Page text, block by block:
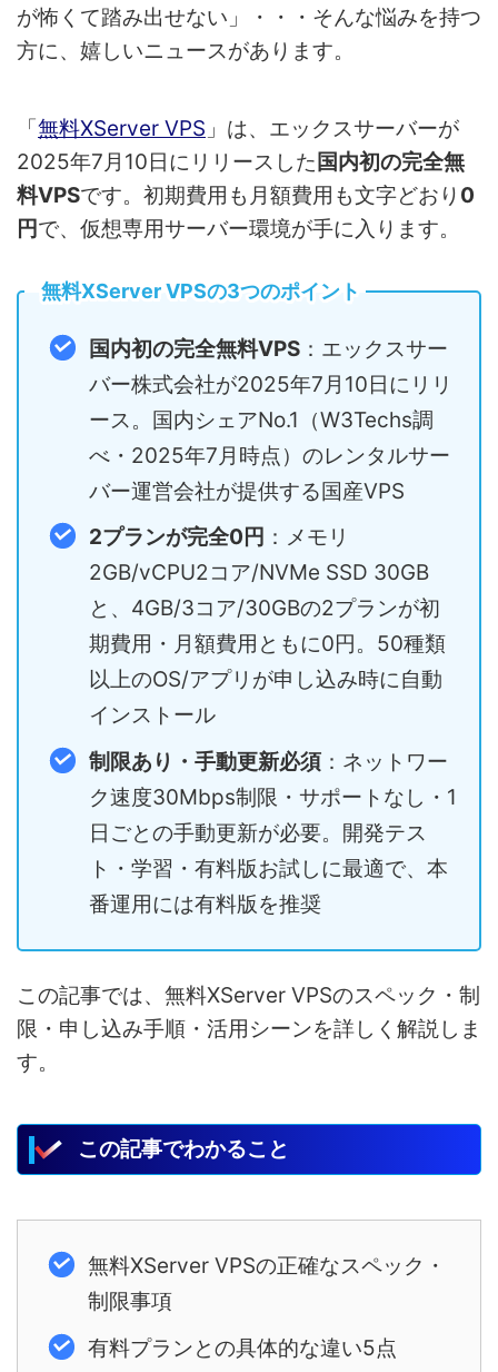
が怖くて踏み出せない」・・・そんな悩みを持つ
方に、嬉しいニュースがあります。
「無料XServer VPS 」は、エックスサーバーが
2025年7月10日にリリースした 国内初の完全無
料VPSです。初期費用も月額費用も文字どおり 0
円で、仮想専用サーバー環境が手に入ります。
無料XServer VPSの3つのポイント
国内初の完全無料VPS：エックスサー
バー株式会社が2025年7月10日にリリ
ース。国内シェアNo.1（W3Techs調
べ・2025年7月時点）のレンタルサー
バー運営会社が提供する国産VPS
2プランが完全0円 ：メモリ
2GB/vCPU2コア/NVMe SSD 30GB
と、4GB/3コア/30GBの2プランが初
期費用・月額費用ともに0円。50種類
以上のOS/アプリが申し込み時に自動
インストール
制限あり・手動更新必須：ネットワー
ク速度30Mbps制限・サポートなし・1
日ごとの手動更新が必要。開発テス
ト・学習・有料版お試しに最適で、本
番運用には有料版を推奨
この記事では、無料XServer VPSのスペック・制
限・申し込み手順・活用シーンを詳しく解説しま
す。
この記事でわかること
無料XServer VPSの正確なスペック・
制限事項
有料プランとの具体的な違い5点